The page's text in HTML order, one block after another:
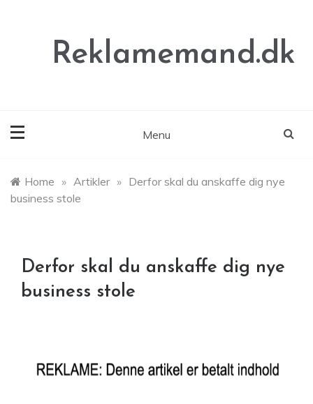
Reklamemand.dk
Menu
Home » Artikler » Derfor skal du anskaffe dig nye
business stole
Derfor skal du anskaffe dig nye
business stole